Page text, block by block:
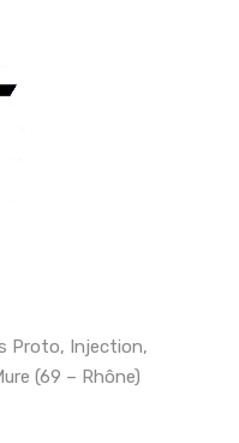
Proto, Injection,
(69 – Rhône)